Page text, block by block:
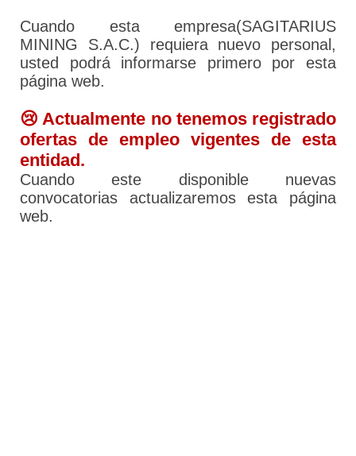
Cuando esta empresa(SAGITARIUS
MINING S.A.C.) requiera nuevo personal,
usted podrá informarse primero por esta
página web.
😢 Actualmente no tenemos registrado
ofertas de empleo vigentes de esta
entidad.
Cuando este disponible nuevas
convocatorias actualizaremos esta página
web.